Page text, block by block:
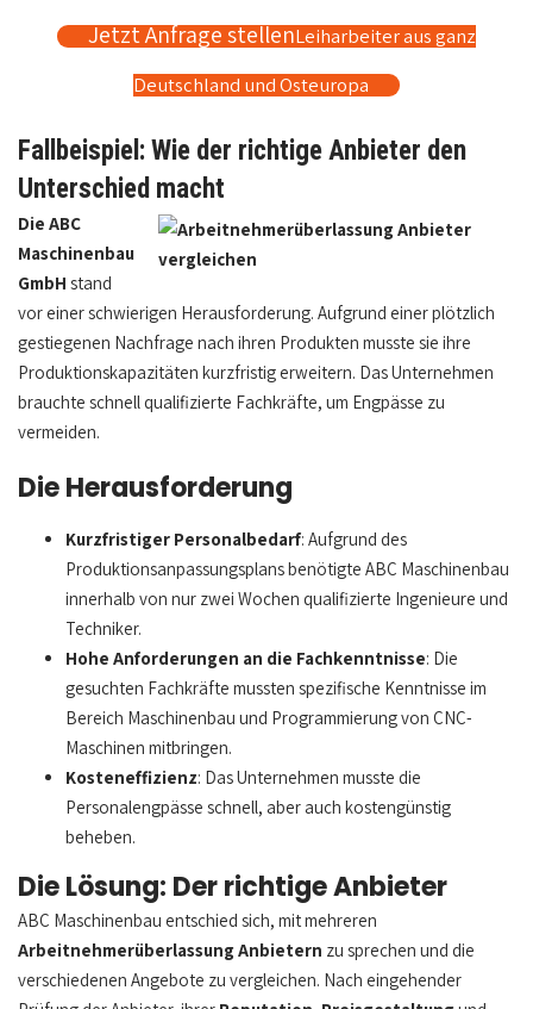
Jetzt Anfrage stellenLeiharbeiter aus ganz
Deutschland und Osteuropa
Fallbeispiel: Wie der richtige Anbieter den
Unterschied macht
Die ABC
Maschinenbau
GmbH stand
vor einer schwierigen Herausforderung. Aufgrund einer plötzlich
gestiegenen Nachfrage nach ihren Produkten musste sie ihre
Produktionskapazitäten kurzfristig erweitern. Das Unternehmen
brauchte schnell qualifizierte Fachkräfte, um Engpässe zu
vermeiden.
Die Herausforderung
Kurzfristiger Personalbedarf: Aufgrund des
Produktionsanpassungsplans benötigte ABC Maschinenbau
innerhalb von nur zwei Wochen qualifizierte Ingenieure und
Techniker.
Hohe Anforderungen an die Fachkenntnisse: Die
gesuchten Fachkräfte mussten spezifische Kenntnisse im
Bereich Maschinenbau und Programmierung von CNC-
Maschinen mitbringen.
Kosteneffizienz: Das Unternehmen musste die
Personalengpässe schnell, aber auch kostengünstig
beheben.
Die Lösung: Der richtige Anbieter
ABC Maschinenbau entschied sich, mit mehreren
Arbeitnehmerüberlassung Anbietern zu sprechen und die
verschiedenen Angebote zu vergleichen. Nach eingehender